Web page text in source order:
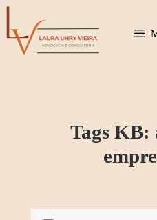
Pular
conteúdo
Tags KB: